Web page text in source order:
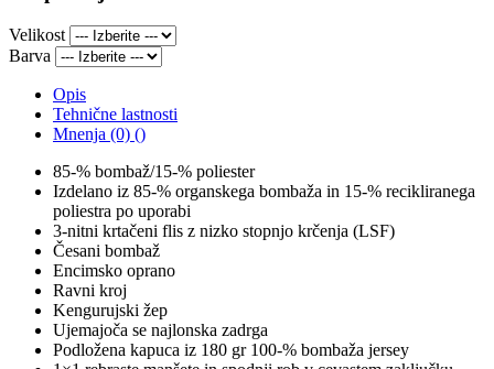
Velikost
Barva
Opis
Tehnične lastnosti
Mnenja (0) ()
85-% bombaž/15-% poliester
Izdelano iz 85-% organskega bombaža in 15-% recikliranega
poliestra po uporabi
3-nitni krtačeni flis z nizko stopnjo krčenja (LSF)
Česani bombaž
Encimsko oprano
Ravni kroj
Kengurujski žep
Ujemajoča se najlonska zadrga
Podložena kapuca iz 180 gr 100-% bombaža jersey